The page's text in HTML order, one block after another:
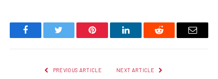
FacebookTwitter Pinterest LinkedInReddit Email
PREVIOUS ARTICLE NEXT ARTICLE